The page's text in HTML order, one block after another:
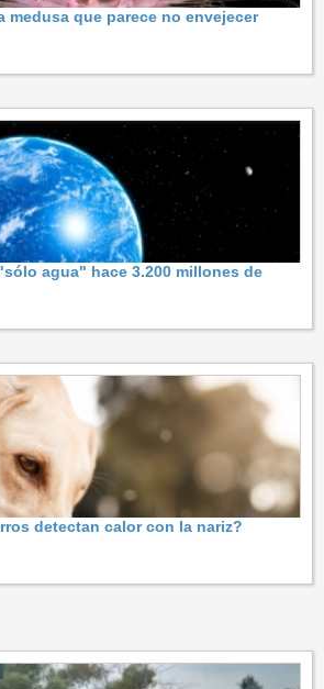
medusa que parece no envejecer
agua" hace 3.200 millones de
detectan calor con la nariz?